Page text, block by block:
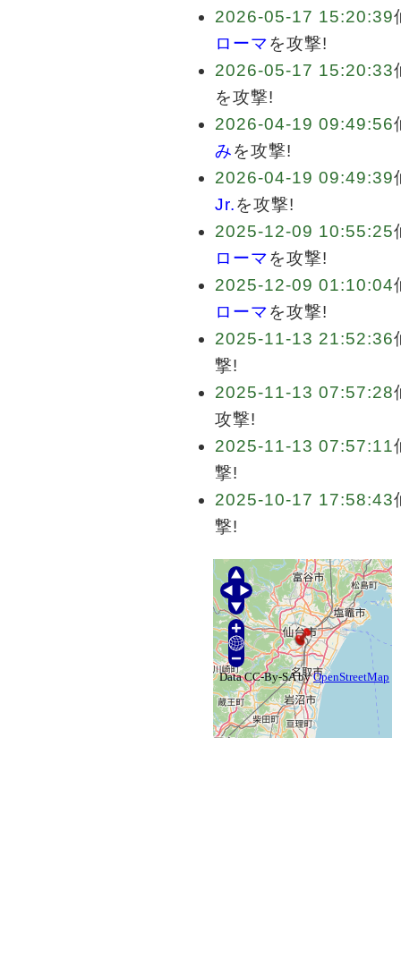
2026-05-17 15:20:39
ローマを攻撃!
2026-05-17 15:20:33
を攻撃!
2026-04-19 09:49:56
みを攻撃!
2026-04-19 09:49:39
Jr.を攻撃!
2025-12-09 10:55:25
ローマを攻撃!
2025-12-09 01:10:04
ローマを攻撃!
2025-11-13 21:52:36
撃!
2025-11-13 07:57:28
攻撃!
2025-11-13 07:57:11
撃!
2025-10-17 17:58:43
撃!